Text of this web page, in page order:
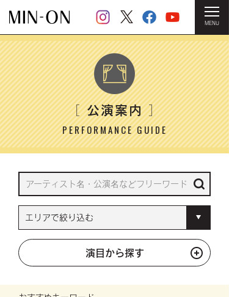
MENU
HOME ＞ 公演案内
［公演案内］
PERFORMANCE GUIDE
演目から探す